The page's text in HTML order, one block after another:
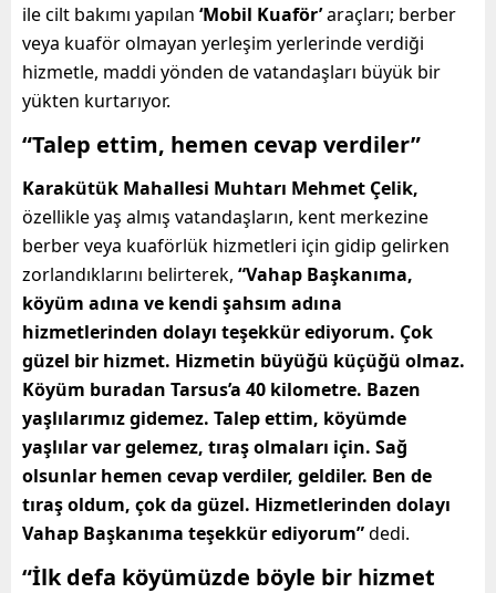
ile cilt bakımı yapılan ‘Mobil Kuaför’araçları; berber
veya kuaför olmayan yerleşim yerlerinde verdiği
hizmetle, maddi yönden de vatandaşları büyük bir
yükten kurtarıyor.
“Talep ettim, hemen cevap verdiler”
Karakütük Mahallesi Muhtarı Mehmet Çelik,
özellikle yaş almış vatandaşların, kent merkezine
berber veya kuaförlük hizmetleri için gidip gelirken
zorlandıklarını belirterek, “Vahap Başkanıma,
köyüm adına ve kendi şahsım adına
hizmetlerinden dolayı teşekkür ediyorum. Çok
güzel bir hizmet. Hizmetin büyüğü küçüğü olmaz.
Köyüm buradan Tarsus’a 40 kilometre. Bazen
yaşlılarımız gidemez. Talep ettim, köyümde
yaşlılar var gelemez, tıraş olmaları için. Sağ
olsunlar hemen cevap verdiler, geldiler. Ben de
tıraş oldum, çok da güzel. Hizmetlerinden dolayı
Vahap Başkanıma teşekkür ediyorum”dedi.
“İlk defa köyümüzde böyle bir hizmet